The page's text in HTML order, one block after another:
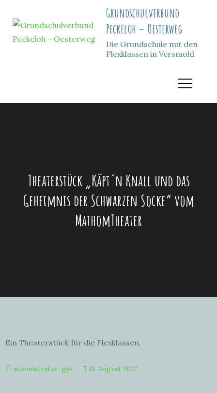
content
Grundschulverbund
Peckeloh – Oesterweg
Die Grundschule mit den
Flexklassen in Versmold
Theaterstück „Käpt´n Knall und das
Geheimnis der Schwarzen Socke“ vom
MathomTheater
Ein Theaterstück für die Flexklassen.
31. August 2022